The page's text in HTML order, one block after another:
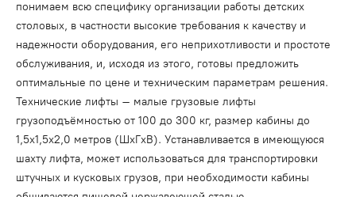
понимаем всю специфику организации работы детских
столовых, в частности высокие требования к качеству и
надежности оборудования, его неприхотливости и простоте
обслуживания, и, исходя из этого, готовы предложить
оптимальные по цене и техническим параметрам решения.
Технические лифты – малые грузовые лифты
грузоподъёмностью от 100 до 300 кг, размер кабины до
1,5x1,5x2,0 метров (ШxГxВ). Устанавливается в имеющуюся
шахту лифта, может использоваться для транспортировки
штучных и кусковых грузов, при необходимости кабины